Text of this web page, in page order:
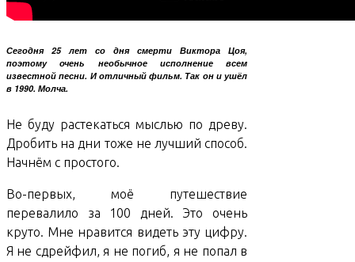
Сегодня 25 лет со дня смерти Виктора Цоя,
поэтому очень необычное исполнение всем
известной песни. И отличный фильм. Так он и ушёл
в 1990. Молча.
Не буду растекаться мыслью по древу.
Дробить на дни тоже не лучший способ.
Начнём с простого.
Во-первых, моё путешествие
перевалило за 100 дней. Это очень
круто. Мне нравится видеть эту цифру.
Я не сдрейфил, я не погиб, я не попал в